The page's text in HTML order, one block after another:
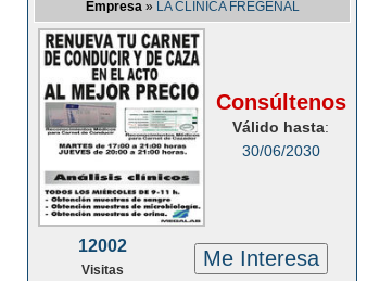
Empresa » LA CLÍNICA FREGENAL
Consúltenos
Válido hasta:
30/06/2030
12002
Visitas Me Interesa